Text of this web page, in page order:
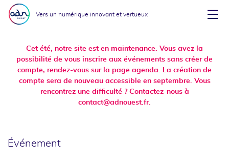
Aller au menu
Aller au contenu
Vers un numérique innovant et vertueux
Cet été, notre site est en maintenance. Vous avez la
possibilité de vous inscrire aux événements sans créer de
compte, rendez-vous sur la page agenda. La création de
compte sera de nouveau accessible en septembre. Vous
rencontrez une difficulté ? Contactez-nous à
contact@adnouest.fr.
Événement